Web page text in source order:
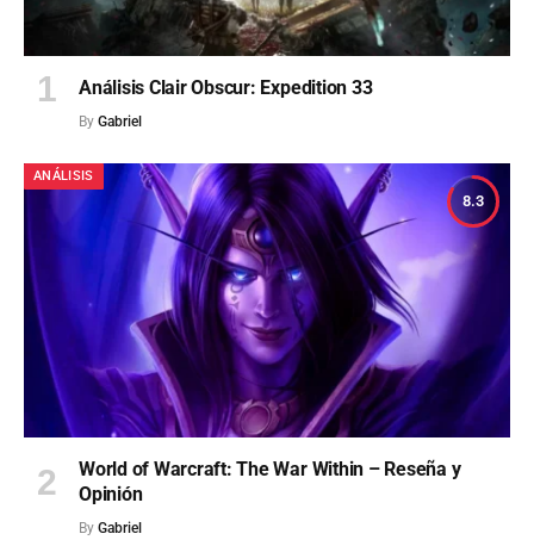
Análisis Clair Obscur: Expedition 33
By Gabriel
8.3
ANÁLISIS
World of Warcraft: The War Within – Reseña y
Opinión
By Gabriel